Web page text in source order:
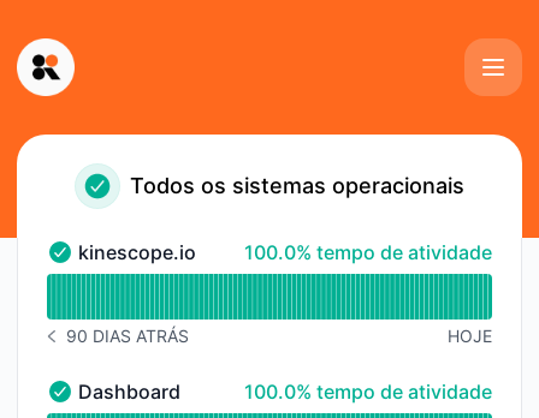
Todos os sistemas operacionais
kinescope.io - Operacional
kinescope.io 100% - tempo de atividade
100.0% tempo de atividade
HISTÓRICO DE AVISOS 90 DIAS ATRÁS
90 DIAS ATRÁS HOJE
Dashboard - Operacional
Dashboard 100% - tempo de atividade
100.0% tempo de atividade